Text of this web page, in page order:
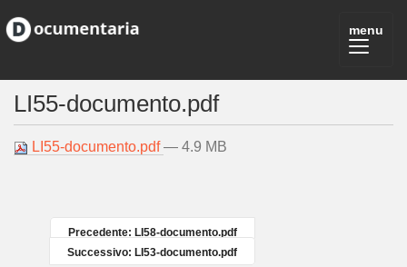
LI55-documento.pdf
LI55-documento.pdf— 4.9 MB
Precedente: LI58-documento.pdf
Successivo: LI53-documento.pdf